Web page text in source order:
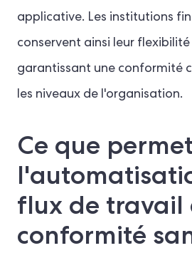
applicative. Les institutions
conservent ainsi leur
garantissant une conformité
les niveaux de l'organisation.
Ce que permet
flux de travail
conformité